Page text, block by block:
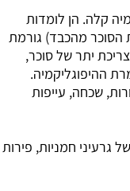
קלה. הן לומדות
הסוכר מהכבד) גורמת
יתר של סוכר,
ההיפוגליקמיה.
שכחה, עייפות
גרעיני חמניות, פירות